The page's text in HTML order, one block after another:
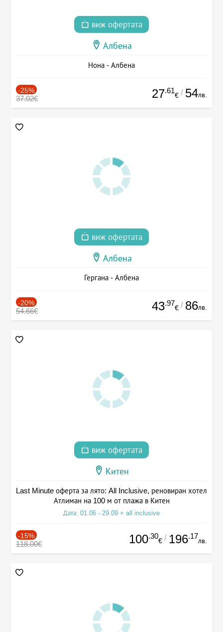
виж офертата
Албена
Нона - Албена
-25%
37.02€ 27.61
€ / 54лв.
виж офертата
Албена
Гергана - Албена
-20%
54.66€ 43.97
€ / 86лв.
виж офертата
Китен
Last Minute оферта за лято: All Inclusive, реновиран хотел
Атлиман на 100 м от плажа в Китен
Дата: 01.06 - 29.09 + all inclusive
-15%
118.00€ 100.30
€ / 196.17
лв.